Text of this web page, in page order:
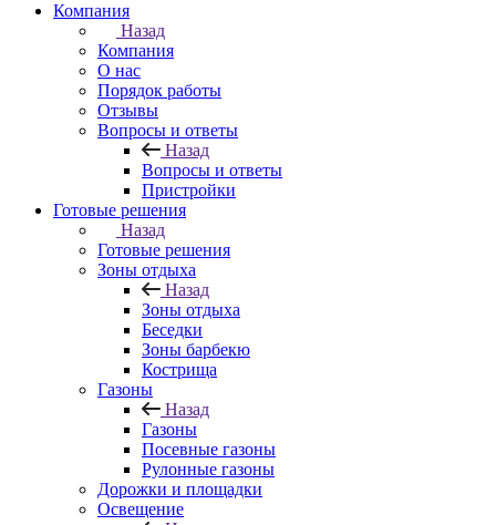
Компания
Назад
Компания
О нас
Порядок работы
Отзывы
Вопросы и ответы
Назад
Вопросы и ответы
Пристройки
Готовые решения
Назад
Готовые решения
Зоны отдыха
Назад
Зоны отдыха
Беседки
Зоны барбекю
Кострища
Газоны
Назад
Газоны
Посевные газоны
Рулонные газоны
Дорожки и площадки
Освещение